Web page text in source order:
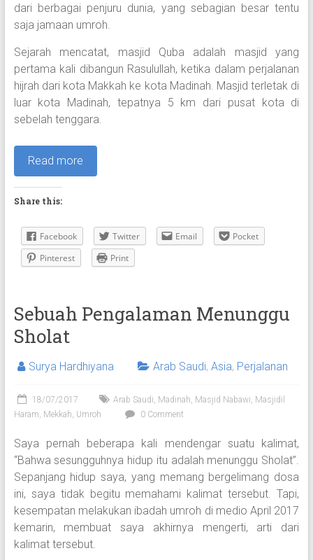
dari berbagai penjuru dunia, yang sebagian besar tentu
saja jamaan umroh.
Sejarah mencatat, masjid Quba adalah masjid yang
pertama kali dibangun Rasulullah, ketika dalam perjalanan
hijrah dari kota Makkah ke kota Madinah. Masjid terletak di
luar kota Madinah, tepatnya 5 km dari pusat kota di
sebelah tenggara.
Read more
Share this:
Facebook Twitter Email
Pocket
Pinterest
Print
Sebuah Pengalaman Menunggu
Sholat
Surya Hardhiyana Arab Saudi, Asia, Perjalanan
18/07/2017 Arab Saudi, Madinah, Masjid Nabawi, Masjidil
Haram, Mekkah, Umroh 0 Comment
Saya pernah beberapa kali mendengar suatu kalimat,
“Bahwa sesungguhnya hidup itu adalah menunggu Sholat”.
Sepanjang hidup saya, yang memang bergelimang dosa
ini, saya tidak begitu memahami kalimat tersebut. Tapi,
kesempatan melakukan ibadah umroh di medio April 2017
kemarin, membuat saya akhirnya mengerti, arti dari
kalimat tersebut.